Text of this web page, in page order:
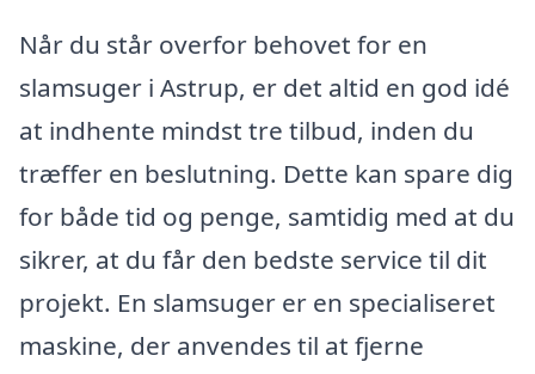
Når du står overfor behovet for en
slamsuger i Astrup, er det altid en god idé
at indhente mindst tre tilbud, inden du
træffer en beslutning. Dette kan spare dig
for både tid og penge, samtidig med at du
sikrer, at du får den bedste service til dit
projekt. En slamsuger er en specialiseret
maskine, der anvendes til at fjerne